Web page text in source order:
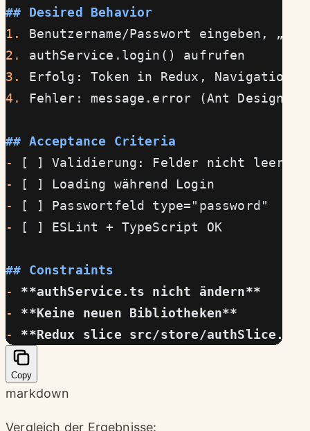
## Desired Behavior
1.
Benutzername/Passwort eingeben,
2.
authService.login() aufrufen
3.
Erfolg: Token in Redux, Navigation
4.
Fehler: message.error (Ant Design)
## Acceptance Criteria
-
[ ] Validierung: Felder nicht leer
-
[ ] Loading während Login
-
[ ] Passwortfeld type="password"
-
[ ] ESLint + TypeScript OK
## Constraints
-
**authService.ts nicht ändern**
-
**Keine neuen Bibliotheken**
-
**Redux slice src/store/authSlice.ts
Copy
markdown
Vergleich der Ergebnisse: